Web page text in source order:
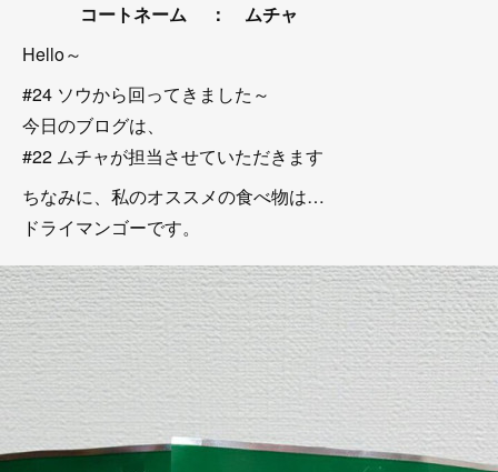
コートネーム
： ムチャ
Hello～
#24 ソウから回ってきました～
今日のブログは、
#22 ムチャが担当させていただきます
ちなみに、私のオススメの食べ物は…
ドライマンゴーです。